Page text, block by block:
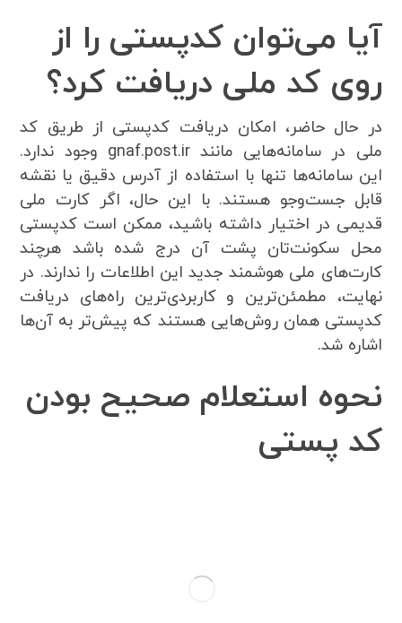
آیا می‌توان کدپستی را از
روی کد ملی دریافت کرد؟
در حال حاضر، امکان دریافت کدپستی از طریق کد
ملی در سامانه‌هایی مانند gnaf.post.ir وجود ندارد.
این سامانه‌ها تنها با استفاده از آدرس دقیق یا نقشه
قابل جست‌وجو هستند. با این حال، اگر کارت ملی
قدیمی در اختیار داشته باشید، ممکن است کدپستی
محل سکونت‌تان پشت آن درج شده باشد هرچند
کارت‌های ملی هوشمند جدید این اطلاعات را ندارند. در
نهایت، مطمئن‌ترین و کاربردی‌ترین راه‌های دریافت
کدپستی همان روش‌هایی هستند که پیش‌تر به آن‌ها
اشاره شد.
نحوه استعلام صحیح بودن
کد پستی